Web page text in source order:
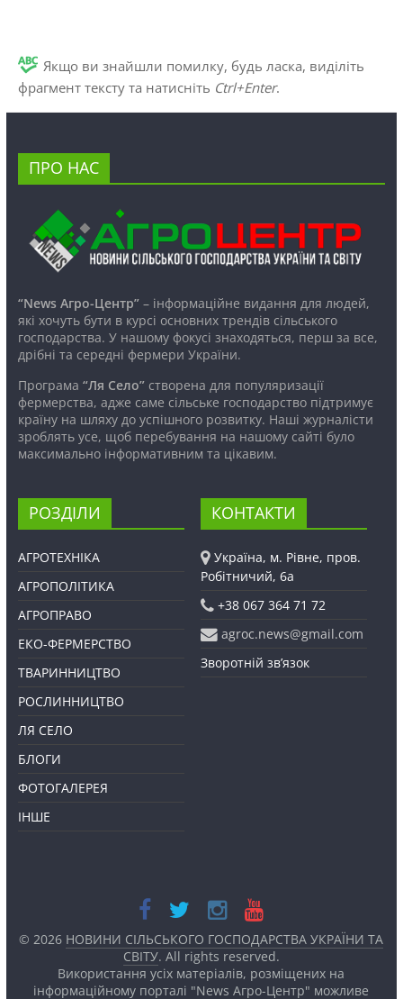
Якщо ви знайшли помилку, будь ласка, виділіть
фрагмент тексту та натисніть Ctrl+Enter.
ПРО НАС
“News Агро-Центр”– інформаційне видання для людей,
які хочуть бути в курсі основних трендів сільського
господарства. У нашому фокусі знаходяться, перш за все,
дрібні та середні фермери України.
Програма “Ля Село”створена для популяризації
фермерства, адже саме сільське господарство підтримує
країну на шляху до успішного розвитку. Наші журналісти
зроблять усе, щоб перебування на нашому сайті було
максимально інформативним та цікавим.
РОЗДІЛИ
АГРОТЕХНІКА
АГРОПОЛІТИКА
АГРОПРАВО
ЕКО-ФЕРМЕРСТВО
ТВАРИННИЦТВО
РОСЛИННИЦТВО
ЛЯ СЕЛО
БЛОГИ
ФОТОГАЛЕРЕЯ
ІНШЕ
КОНТАКТИ
Україна, м. Рівне, пров.
Робітничий, 6а
+38 067 364 71 72
agroc.news@gmail.com
Зворотній зв’язок
© 2026 НОВИНИ СІЛЬСЬКОГО ГОСПОДАРСТВА УКРАЇНИ ТА
СВІТУ. All rights reserved.
Використання усіх матеріалів, розміщених на
інформаційному порталі "News Агро-Центр" можливе